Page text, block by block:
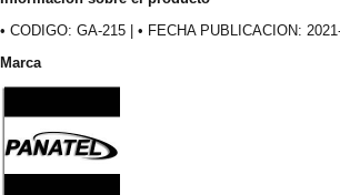
• CODIGO: GA-215 | • FECHA PUBLICACION:
Marca